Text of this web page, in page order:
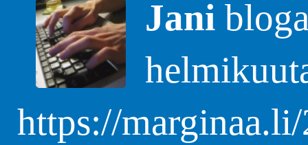
Jani
https://